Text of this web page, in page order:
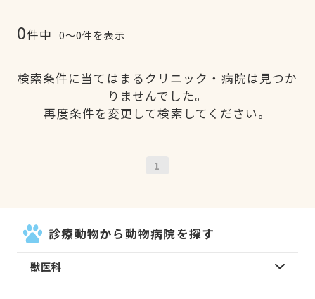
0件中 0〜0件を表示
検索条件に当てはまるクリニック・病院は見つか
りませんでした。
再度条件を変更して検索してください。
1
診療動物から動物病院を探す
獣医科